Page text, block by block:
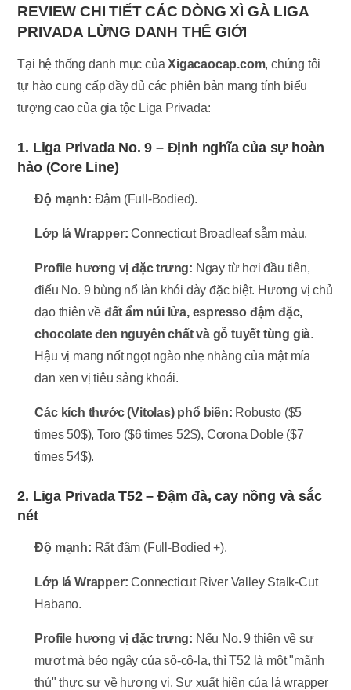
REVIEW CHI TIẾT CÁC DÒNG XÌ GÀ LIGA
PRIVADA LỪNG DANH THẾ GIỚI
Tại hệ thống danh mục củaXigacaocap.com, chúng tôi
tự hào cung cấp đầy đủ các phiên bản mang tính biểu
tượng cao của gia tộc Liga Privada:
1. Liga Privada No. 9 – Định nghĩa của sự hoàn
hảo (Core Line)
Độ mạnh: Đậm (Full-Bodied).
Lớp lá Wrapper: Connecticut Broadleaf sẫm màu.
Profile hương vị đặc trưng: Ngay từ hơi đầu tiên,
điếu No. 9 bùng nổ làn khói dày đặc biệt. Hương vị chủ
đạo thiên về đất ẩm núi lửa, espresso đậm đặc,
chocolate đen nguyên chất và gỗ tuyết tùng già.
Hậu vị mang nốt ngọt ngào nhẹ nhàng của mật mía
đan xen vị tiêu sảng khoái.
Các kích thước (Vitolas) phổ biến: Robusto ($5
times 50$), Toro ($6 times 52$), Corona Doble ($7
times 54$).
2. Liga Privada T52 – Đậm đà, cay nồng và sắc
nét
Độ mạnh: Rất đậm (Full-Bodied +).
Lớp lá Wrapper: Connecticut River Valley Stalk-Cut
Habano.
Profile hương vị đặc trưng: Nếu No. 9 thiên về sự
mượt mà béo ngậy của sô-cô-la, thì T52 là một "mãnh
thú" thực sự về hương vị. Sự xuất hiện của lá wrapper